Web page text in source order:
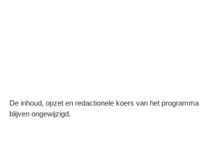
De inhoud, opzet en redactionele koers van het programma
blijven ongewijzigd.